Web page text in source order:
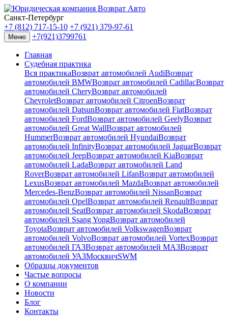
Санкт-Петербург
+7 (812) 717-15-10 +7 (921) 379-97-61
Меню +7(921)3799761
Главная
Судебная практика
Вся практикаВозврат автомобилей AudiВозврат
автомобилей BMWВозврат автомобилей CadillacВозврат
автомобилей CheryВозврат автомобилей
ChevroletВозврат автомобилей CitroenВозврат
автомобилей DatsunВозврат автомобилей FiatВозврат
автомобилей FordВозврат автомобилей GeelyВозврат
автомобилей Great WallВозврат автомобилей
HummerВозврат автомобилей HyundaiВозврат
автомобилей InfinityВозврат автомобилей JaguarВозврат
автомобилей JeepВозврат автомобилей KiaВозврат
автомобилей LadaВозврат автомобилей Land
RoverВозврат автомобилей LifanВозврат автомобилей
LexusВозврат автомобилей MazdaВозврат автомобилей
Mercedes-BenzВозврат автомобилей NissanВозврат
автомобилей OpelВозврат автомобилей RenaultВозврат
автомобилей SeatВозврат автомобилей SkodaВозврат
автомобилей Ssang YongВозврат автомобилей
ToyotaВозврат автомобилей VolkswagenВозврат
автомобилей VolvoВозврат автомобилей VortexВозврат
автомобилей ГАЗВозврат автомобилей МАЗВозврат
автомобилей УАЗМосквичSWM
Образцы документов
Частые вопросы
О компании
Новости
Блог
Контакты